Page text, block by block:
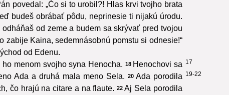
povedal: „Čo si to urobil?! Hlas krvi tvojho brata
budeš obrábať pôdu, neprinesie ti nijakú úrodu.
odháňaš od zeme a budem sa skrývať pred tvojou
zabije Kaina, sedemnásobnú pomstu si odnesie!“
od Edenu.
17
menom svojho syna Henocha. 18 Henochovi sa
19-22
Ada a druhá mala meno Sela. 20 Ada porodila
čo hrajú na citare a na flaute. 22 Aj Sela porodila